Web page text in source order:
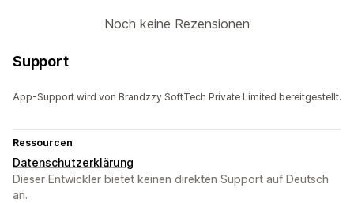
Noch keine Rezensionen
Support
App-Support wird von Brandzzy SoftTech Private Limited bereitgestellt.
Ressourcen
Datenschutzerklärung
Dieser Entwickler bietet keinen direkten Support auf Deutsch
an.